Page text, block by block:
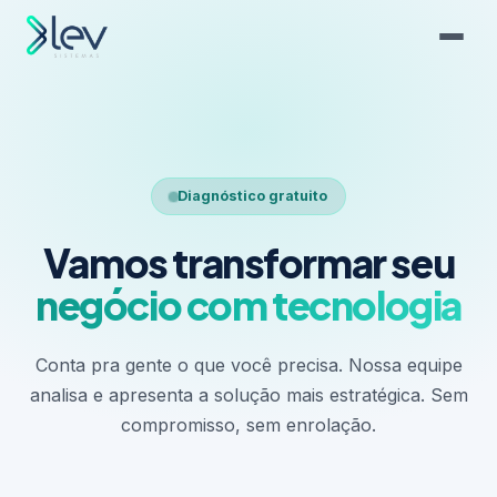
Diagnóstico gratuito
Vamos transformar seu
negócio com tecnologia
Conta pra gente o que você precisa. Nossa equipe
analisa e apresenta a solução mais estratégica. Sem
compromisso, sem enrolação.